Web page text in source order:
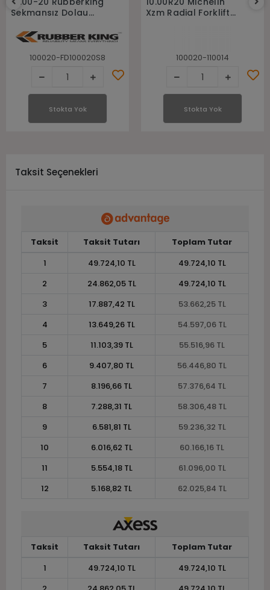
Sekmansız Dolgu
100020-FD100020S8
Stokta Yok
Xzm Radial Forklift
100020-110014
Stokta Yok
Taksit Seçenekleri
Taksit Taksit Tutarı
Toplam Tutar
1
49.724,10 TL
49.724,10 TL
2
24.862,05 TL
49.724,10 TL
3
17.887,42 TL
53.662,25 TL
4
13.649,26 TL
54.597,06 TL
5
11.103,39 TL
55.516,96 TL
6
9.407,80 TL
56.446,80 TL
7
8.196,66 TL
57.376,64 TL
8
7.288,31 TL
58.306,48 TL
9
6.581,81 TL
59.236,32 TL
10
6.016,62 TL
60.166,16 TL
11
5.554,18 TL
61.096,00 TL
12
5.168,82 TL 62.025,84 TL
Taksit Taksit Tutarı
Toplam Tutar
1
49.724,10 TL
49.724,10 TL